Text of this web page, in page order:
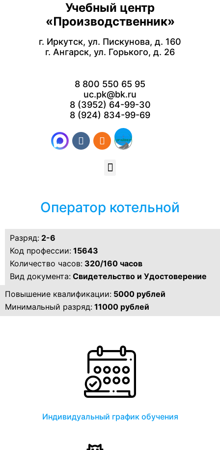
Учебный центр
«Производственник»
г. Иркутск, ул. Пискунова, д. 160
г. Ангарск, ул. Горького, д. 26
8 800 550 65 95
uc.pk@bk.ru
8 (3952) 64-99-30
8 (924) 834-99-69
Оператор котельной
Разряд: 2-6
Код профессии: 15643
Количество часов: 320/160 часов
Вид документа: Свидетельство и Удостоверение
Повышение квалификации: 5000 рублей
Минимальный разряд: 11000 рублей
Индивидуальный график обучения